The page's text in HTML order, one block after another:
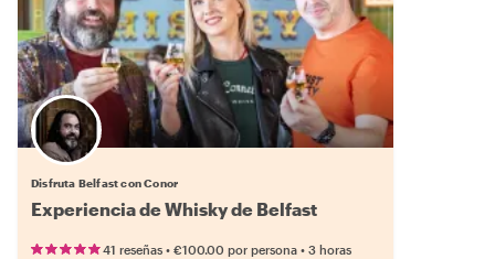
Disfruta Belfast con Conor
Experiencia de Whisky de Belfast
41 reseñas • €100.00 por persona • 3 horas